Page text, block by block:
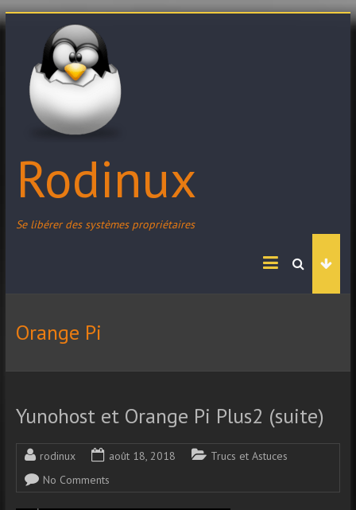
Skip
content
Rodinux
Se libérer des systèmes propriétaires
Orange Pi
Yunohost et Orange Pi Plus2 (suite)
rodinux août 18, 2018
Trucs et Astuces
No Comments